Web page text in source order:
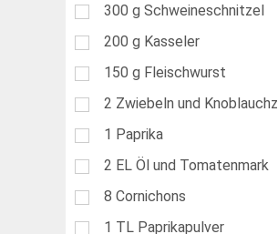
300 g Schweineschnitzel
200 g Kasseler
150 g Fleischwurst
2 Zwiebeln und
1 Paprika
2 EL Öl und Tomatenmark
8 Cornichons
1 TL Paprikapulver